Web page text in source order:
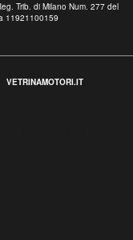
Trib. di Milano Num. 277 del
11921100159
VETRINAMOTORI.IT